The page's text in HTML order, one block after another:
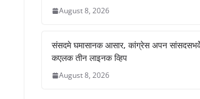
August 8, 2026
संसदमे घमासानक आसार, कांग्रेस अपन
कएलक तीन लाइनक व्हिप
August 8, 2026